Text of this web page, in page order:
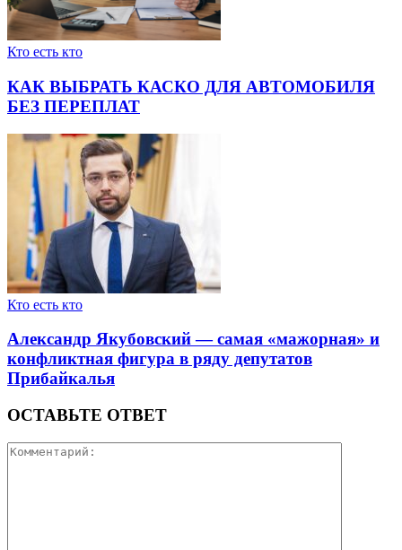
Кто есть кто
КАК ВЫБРАТЬ КАСКО ДЛЯ АВТОМОБИЛЯ
БЕЗ ПЕРЕПЛАТ
Кто есть кто
Александр Якубовский — самая «мажорная» и
конфликтная фигура в ряду депутатов
Прибайкалья
ОСТАВЬТЕ ОТВЕТ